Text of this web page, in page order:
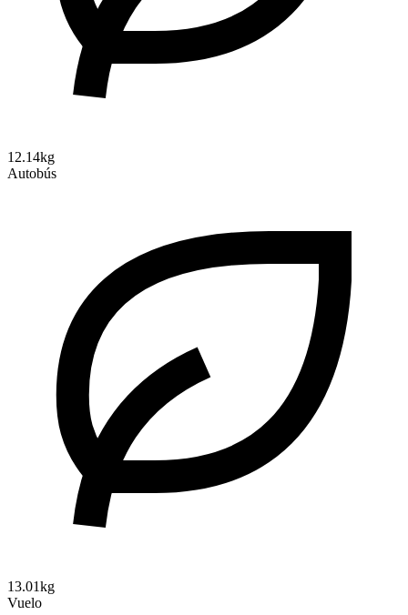
12.14kg
Autobús
13.01kg
Vuelo